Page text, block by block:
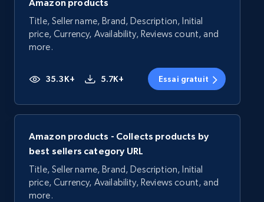
Amazon products
Title, Seller name, Brand, Description, Initial
price, Currency, Availability, Reviews count, and
more.
35.3K+ 5.7K+ Essai gratuit
Amazon products - Collects products by
best sellers category URL
Title, Seller name, Brand, Description, Initial
price, Currency, Availability, Reviews count, and
more.